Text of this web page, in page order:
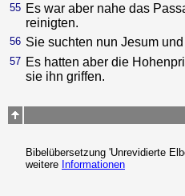
55 Es war aber nahe das
reinigten.
56 Sie suchten nun Jesum
57 Es hatten aber die
sie ihn griffen.
Bibelübersetzung 'Unrevidierte
weitere Informationen